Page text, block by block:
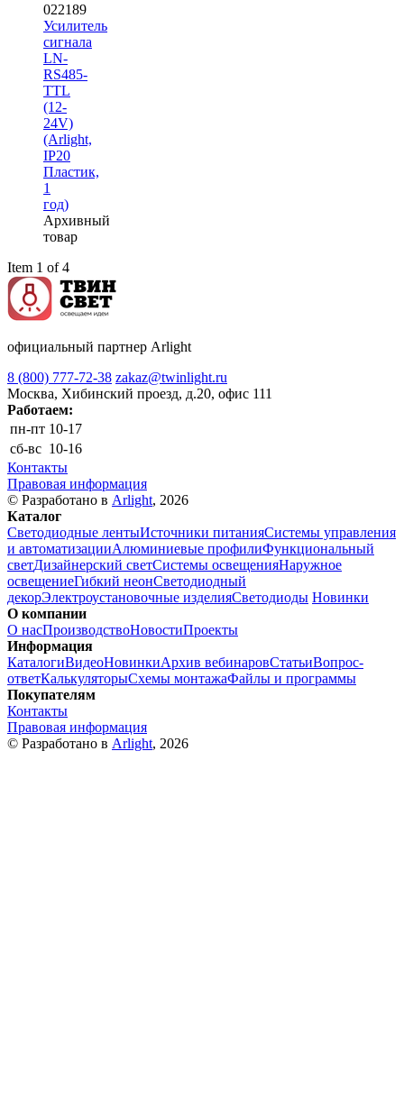
022189
Усилитель
сигнала
LN-
RS485-
TTL
(12-
24V)
(Arlight,
IP20
Пластик,
1
год)
Архивный
товар
Item 1 of 4
официальный партнер Arlight
8 (800) 777-72-38 zakaz@twinlight.ru
Москва, Хибинский проезд, д.20, офис 111
Работаем:
пн-пт 10-17
сб-вс 10-16
Контакты
Правовая информация
© Разработано в Arlight, 2026
Каталог
Светодиодные лентыИсточники питанияСистемы управления
и автоматизацииАлюминиевые профилиФункциональный
светДизайнерский светСистемы освещенияНаружное
освещениеГибкий неонСветодиодный
декорЭлектроустановочные изделияСветодиоды Новинки
О компании
О насПроизводствоНовостиПроекты
Информация
КаталогиВидеоНовинкиАрхив вебинаровСтатьиВопрос-
ответКалькуляторыСхемы монтажаФайлы и программы
Покупателям
Контакты
Правовая информация
© Разработано в Arlight, 2026